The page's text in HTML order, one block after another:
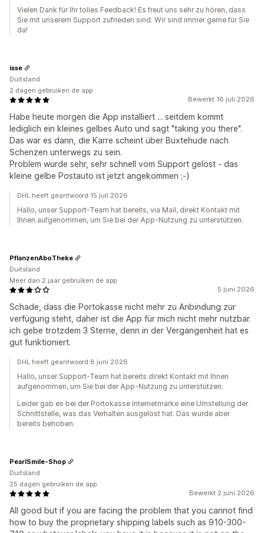
Vielen Dank für Ihr tolles Feedback! Es freut uns sehr zu hören, dass
Sie mit unserem Support zufrieden sind. Wir sind immer gerne für Sie
da!
Bewerkt 16 juli 2026
Habe heute morgen die App installiert ... seitdem kommt
lediglich ein kleines gelbes Auto und sagt "taking you there".
Das war es dann, die Karre scheint über Buxtehude nach
Schenzen unterwegs zu sein.
Problem wurde sehr, sehr schnell vom Support gelöst - das
kleine gelbe Postauto ist jetzt angekommen ;-)
isse
Duitsland
2 dagen gebruiken de app
DHL heeft geantwoord 15 juli 2026
Hallo, unser Support-Team hat bereits, via Mail, direkt Kontakt mit
Ihnen aufgenommen, um Sie bei der App-Nutzung zu unterstützen.
5 juni 2026
Schade, dass die Portokasse nicht mehr zu Anbindung zur
verfügung steht, daher ist die App für mich nicht mehr nutzbar.
ich gebe trotzdem 3 Sterne, denn in der Vergangenheit hat es
gut funktioniert.
PflanzenAboTheke
Duitsland
Meer dan 2 jaar gebruiken de app
DHL heeft geantwoord 8 juni 2026
Hallo, unser Support-Team hat bereits direkt Kontakt mit Ihnen
aufgenommen, um Sie bei der App-Nutzung zu unterstützen.
Leider gab es bei der Portokasse Internetmarke eine Umstellung der
Schnittstelle, was das Verhalten ausgelöst hat. Das wurde aber
bereits behoben.
Bewerkt 2 juni 2026
All good but if you are facing the problem that you cannot find
how to buy the proprietary shipping labels such as 910-300-
PearlSmile-Shop
Duitsland
25 dagen gebruiken de app